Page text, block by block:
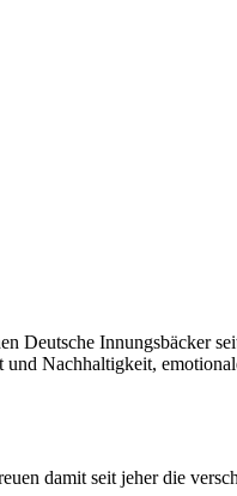
Innungsbäcker
Nachhaltigkeit,
damit seit jeher die